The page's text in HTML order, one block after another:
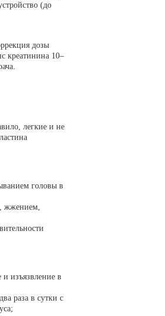
(до
дозы
креатинина 10–
легкие и не
головы в
жжением,
и изъязвление в
раза в сутки с